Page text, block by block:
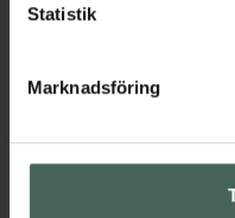
Statistik
Marknadsföring
syd till Lappland i norr,
hjälpa just dig att må
med oss.
Kundservice